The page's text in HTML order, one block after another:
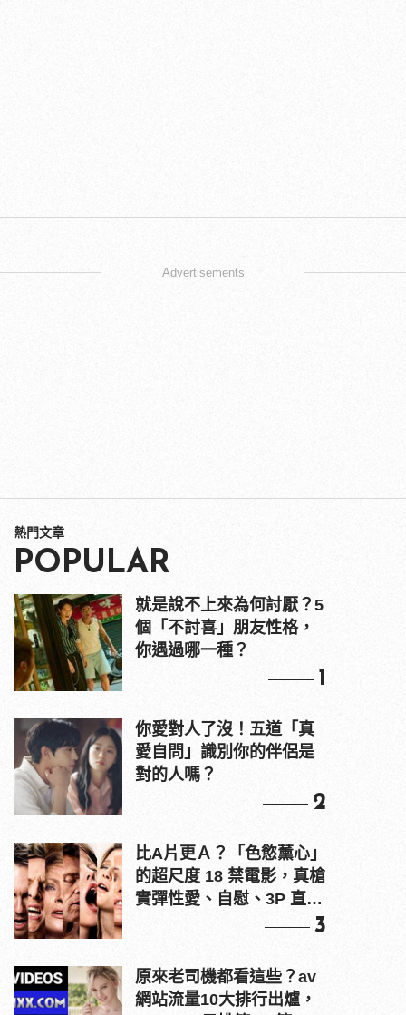
Advertisements
熱門文章
POPULAR
就是說不上來為何討厭？5
個「不討喜」朋友性格，
你遇過哪一種？
1
你愛對人了沒！五道「真
愛自問」識別你的伴侶是
對的人嗎？
2
比A片更Ａ？「色慾薰心」
的超尺度 18 禁電影，真槍
實彈性愛、自慰、3P 直接
3
原來老司機都看這些？av
網站流量10大排行出爐，